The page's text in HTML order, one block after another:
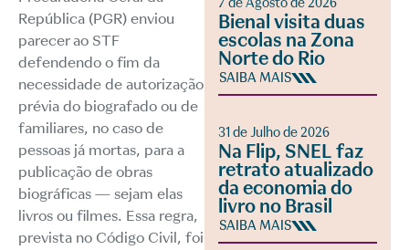
República (PGR) enviou
parecer ao STF
defendendo o fim da
necessidade de autorização
prévia do biografado ou de
familiares, no caso de
pessoas já mortas, para a
publicação de obras
biográficas — sejam elas
livros ou filmes. Essa regra,
prevista no Código Civil, foi
Bienal visita duas
escolas na Zona
Norte do Rio
SAIBA MAIS
31 de Julho de 2026
Na Flip, SNEL faz
retrato atualizado
da economia do
livro no Brasil
SAIBA MAIS